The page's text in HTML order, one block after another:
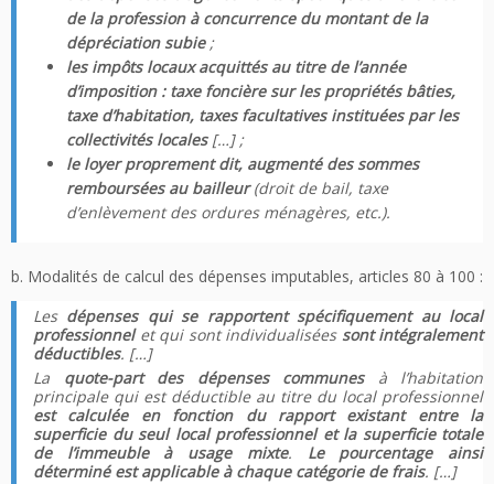
de la profession à concurrence du montant de la
dépréciation subie;
les impôts locaux acquittés au titre de l’année
d’imposition : taxe foncière sur les propriétés bâties,
taxe d’habitation, taxes facultatives instituées par les
collectivités locales[…] ;
le loyer proprement dit, augmenté des sommes
remboursées au bailleur(droit de bail, taxe
d’enlèvement des ordures ménagères, etc.).
b. Modalités de calcul des dépenses imputables, articles 80 à 100 :
Les dépenses qui se rapportent spécifiquement au local
professionnelet qui sont individualisées sont intégralement
déductibles. […]
La quote-part des dépenses communesà l’habitation
principale qui est déductible au titre du local professionnel
est calculée en fonction du rapport existant entre la
superficie du seul local professionnel et la superficie totale
de l’immeuble à usage mixte. Le pourcentage ainsi
déterminé est applicable à chaque catégorie de frais. […]